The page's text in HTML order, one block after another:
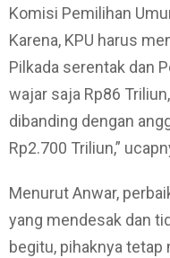
Komisi Pemilihan
Karena, KPU harus
Pilkada serentak dan
wajar saja Rp86
dibanding dengan
Rp2.700 Triliun,”
Menurut Anwar,
yang mendesak dan
begitu, pihaknya